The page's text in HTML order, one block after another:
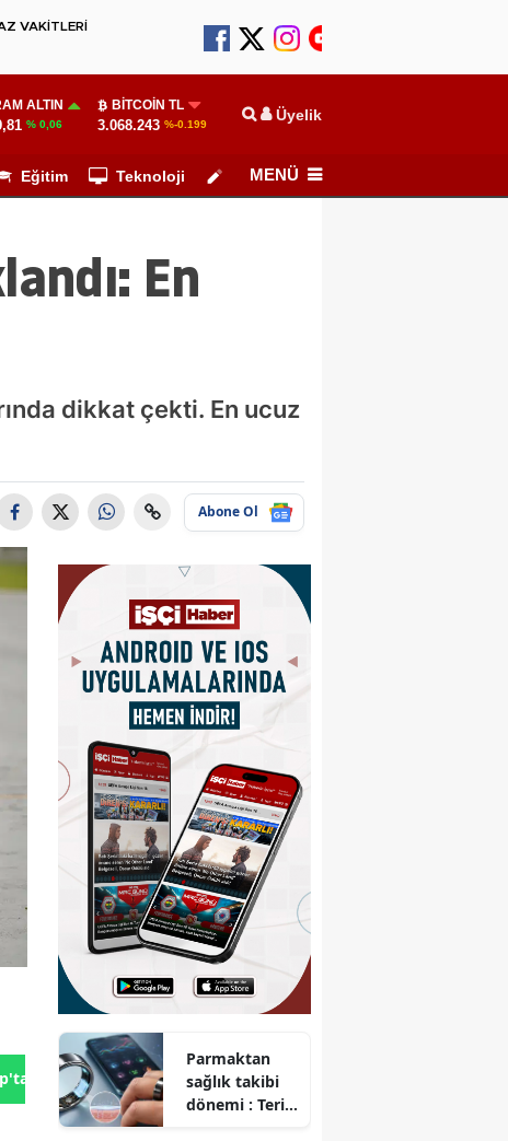
VAKİTLERİ
ALTIN
% 0,06
BITCOIN TL
3.068.243 %-0.199 Üyelik
Eğitim Teknoloji Köşe Yazarları
MENÜ
En
dikkat çekti. En ucuz
Abone Ol
Gönder
Parmaktan
sağlık takibi
dönemi : Teri